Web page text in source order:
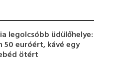
legolcsóbb üdülőhelye:
50 euróért, kávé egy
ötért